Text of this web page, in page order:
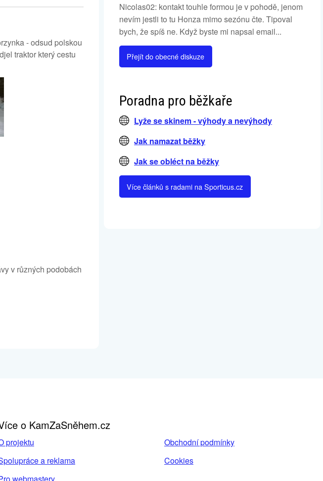
- odsud polskou
traktor který cestu
v různých podobách
Nicolas02: kontakt touhle formou je v pohodě, jenom
nevím jestli to tu Honza mimo sezónu čte. Tipoval
bych, že spíš ne. Když byste mi napsal email...
Přejít do obecné diskuze
Poradna pro běžkaře
Lyže se skinem - výhody a nevýhody
Jak namazat běžky
Jak se obléct na běžky
Více článků s radami na Sporticus.cz
o KamZaSněhem.cz
projektu
a reklama
Obchodní podmínky
Cookies